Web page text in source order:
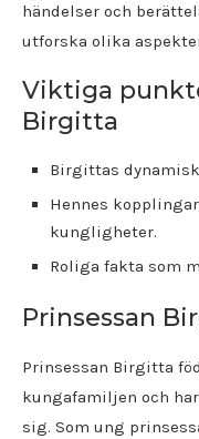
händelser och
utforska olika
Viktiga
Birgitta
Birgittas
Hennes
kungligheter.
Roliga fakta som
Prinsessan
Prinsessan Birgitta
kungafamiljen och
sig. Som ung